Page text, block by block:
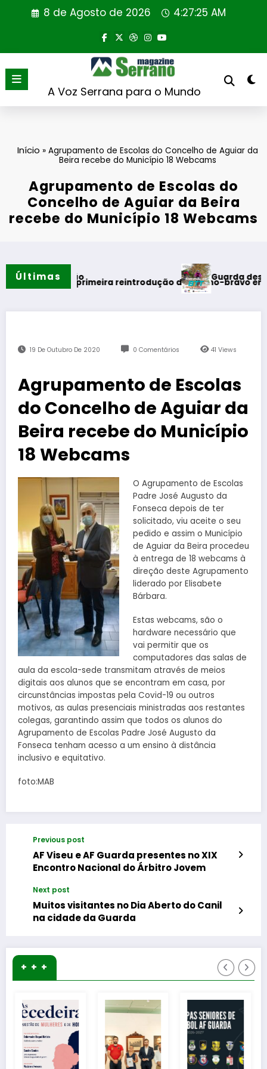
8 de Agosto de 2026 4:27:25 AM
A Voz Serrana para o Mundo
Início » Agrupamento de Escolas do Concelho de Aguiar da
Beira recebe do Município 18 Webcams
Agrupamento de Escolas do
Concelho de Aguiar da Beira
recebe do Município 18 Webcams
Últimas
verãoprimeira reintrodução de coelho-bravo em área
Guarda desafia
19 De Outubro De 2020 0 Comentários 41Views
Agrupamento de Escolas
do Concelho de Aguiar da
Beira recebe do Município
18 Webcams
O Agrupamento de Escolas
Padre José Augusto da
Fonseca depois de ter
solicitado, viu aceite o seu
pedido e assim o Município
de Aguiar da Beira procedeu
à entrega de 18 webcams à
direção deste Agrupamento
liderado por Elisabete
Bárbara.
Estas webcams, são o
hardware necessário que
vai permitir que os
computadores das salas de
aula da escola-sede transmitam através de meios
digitais aos alunos que se encontram em casa, por
circunstâncias impostas pela Covid-19 ou outros
motivos, as aulas presenciais ministradas aos restantes
colegas, garantindo assim que todos os alunos do
Agrupamento de Escolas Padre José Augusto da
Fonseca tenham acesso a um ensino à distância
inclusivo e equitativo.
foto:MAB
Previous post
AF Viseu e AF Guarda presentes no XIX
Encontro Nacional do Árbitro Jovem
Next post
Muitos visitantes no Dia Aberto do Canil
na cidade da Guarda
+ + +